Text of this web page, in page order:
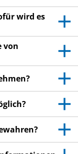
Vielleicht
Sie sich an
weiter. Es
wenden Sie
gilt auch für
wird es
von